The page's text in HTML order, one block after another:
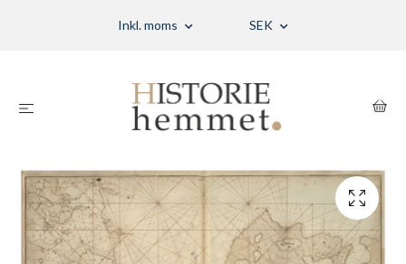
Inkl. moms SEK